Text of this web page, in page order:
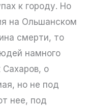
к городу. Но
на Ольшанском
смерти, то
намного
о
но не под
нее, под